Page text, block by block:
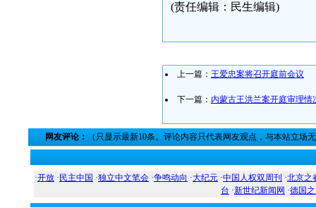
(责任编辑：民生编辑)
上一篇： 王爱忠案将召开庭前会议
下一篇： 内蒙古王洪兰案开庭审理情
网友评论： （只显示最新10条。评论内容只代表网友观点，与本站立场
·开放 · 民主中国 ·独立中文笔会 ·争鸣动向 ·大纪元 ·中国人权双周刊 ·北京之
台 ·新世纪新闻网 ·德国